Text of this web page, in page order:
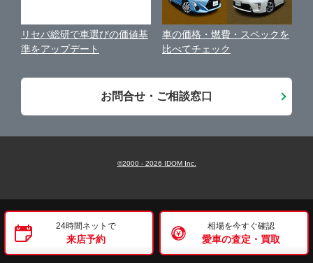
ガリバーあきる野店
三鷹・府中・調布
24時間ネットで
来店予約
相場を今すぐ確認
愛車の査定・買取
お客様の声
会社案内
リセバ総研で車選びの価値基
準をアップデート
車の価格・燃費・スペックを
比べてチェック
お問合せ・ご相談窓口
©2000 - 2026 IDOM Inc.